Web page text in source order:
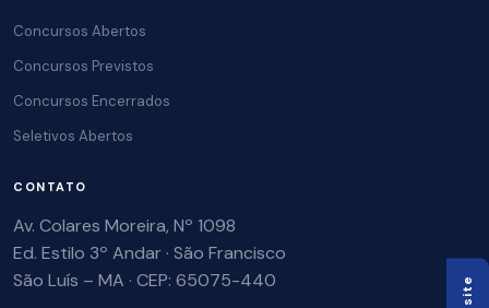
Concursos Abertos
Concursos Previstos
Concursos Encerrados
Seletivos Abertos
CONTATO
Av. Colares Moreira, Nº 1098
Ed. Estilo 3º Andar · São Francisco
São Luís – MA · CEP: 65075-440